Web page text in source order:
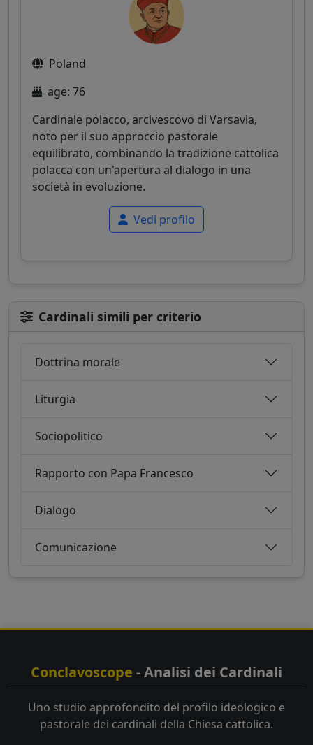
Poland
age: 76
Cardinale polacco, arcivescovo di Varsavia,
noto per il suo approccio pastorale
equilibrato, combinando la tradizione cattolica
polacca con un'apertura al dialogo in una
società in evoluzione.
Vedi profilo
Cardinali simili per criterio
Dottrina morale
Liturgia
Sociopolitico
Rapporto con Papa Francesco
Dialogo
Comunicazione
Conclavoscope - Analisi dei Cardinali
Uno studio approfondito del profilo ideologico e
pastorale dei cardinali della Chiesa cattolica.